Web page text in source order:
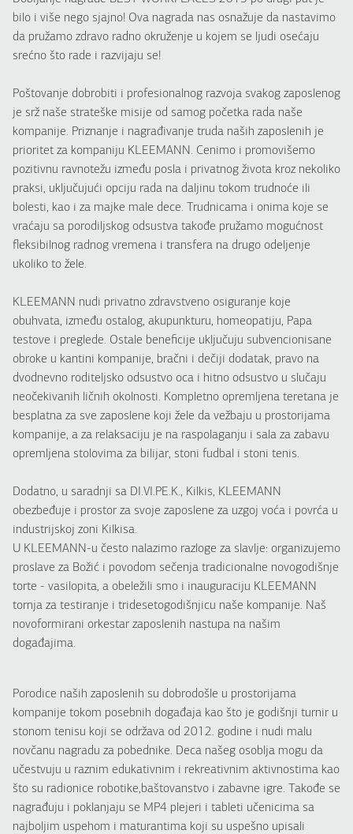
bilo i više nego sjajno! Ova nagrada nas osnažuje da nastavimo
da pružamo zdravo radno okruženje u kojem se ljudi osećaju
srećno što rade i razvijaju se!
Poštovanje dobrobiti i profesionalnog razvoja svakog zaposlenog
je srž naše strateške misije od samog početka rada naše
kompanije. Priznanje i nagrađivanje truda naših zaposlenih je
prioritet za kompaniju KLEEMANN. Cenimo i promovišemo
pozitivnu ravnotežu između posla i privatnog života kroz nekoliko
praksi, uključujući opciju rada na daljinu tokom trudnoće ili
bolesti, kao i za majke male dece. Trudnicama i onima koje se
vraćaju sa porodiljskog odsustva takođe pružamo mogućnost
fleksibilnog radnog vremena i transfera na drugo odeljenje
ukoliko to žele.
KLEEMANN nudi privatno zdravstveno osiguranje koje
obuhvata, između ostalog, akupunkturu, homeopatiju, Papa
testove i preglede. Ostale beneficije uključuju subvencionisane
obroke u kantini kompanije, bračni i dečiji dodatak, pravo na
dvodnevno roditeljsko odsustvo oca i hitno odsustvo u slučaju
neočekivanih ličnih okolnosti. Kompletno opremljena teretana je
besplatna za sve zaposlene koji žele da vežbaju u prostorijama
kompanije, a za relaksaciju je na raspolaganju i sala za zabavu
opremljena stolovima za bilijar, stoni fudbal i stoni tenis.
Dodatno, u saradnji sa DI.VI.PE.K., Kilkis, KLEEMANN
obezbeđuje i prostor za svoje zaposlene za uzgoj voća i povrća u
industrijskoj zoni Kilkisa.
U KLEEMANN-u često nalazimo razloge za slavlje: organizujemo
proslave za Božić i povodom sečenja tradicionalne novogodišnje
torte - vasilopita, a obeležili smo i inauguraciju KLEEMANN
tornja za testiranje i tridesetogodišnjicu naše kompanije. Naš
novoformirani orkestar zaposlenih nastupa na našim
događajima.
Porodice naših zaposlenih su dobrodošle u prostorijama
kompanije tokom posebnih događaja kao što je godišnji turnir u
stonom tenisu koji se održava od 2012. godine i nudi malu
novčanu nagradu za pobednike. Deca našeg osoblja mogu da
učestvuju u raznim edukativnim i rekreativnim aktivnostima kao
što su radionice robotike,baštovanstvo i zabavne igre. Takođe se
nagrađuju i poklanjaju se MP4 plejeri i tableti učenicima sa
najboljim uspehom i maturantima koji su uspešno upisali